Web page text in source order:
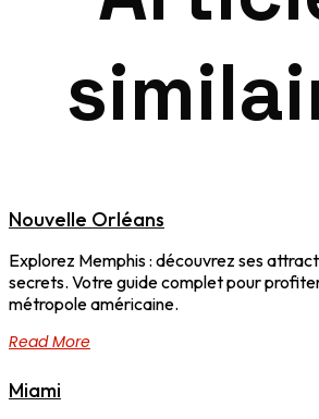
Nouvelle Orléans
Explorez Memphis : découvrez ses
secrets. Votre guide complet pour
métropole américaine.
Read More
Miami